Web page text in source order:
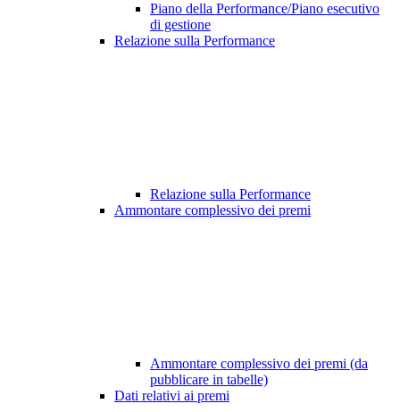
Piano della Performance/Piano esecutivo
di gestione
Relazione sulla Performance
Relazione sulla Performance
Ammontare complessivo dei premi
Ammontare complessivo dei premi (da
pubblicare in tabelle)
Dati relativi ai premi